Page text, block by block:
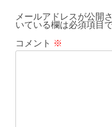
メールアドレスが公開
いている欄は必須項目
コメント ※